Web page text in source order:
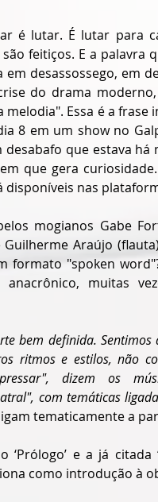
é lutar. É lutar para
feitiços. E a palavra
desassossego, em
do drama
melodia". Essa é a
8 em um show no
que estava
que gera
disponíveis nas
mogianos Gabe
Araújo
formato "spoken
muitas
bem definida.
ritmos e estilos, não
dizem os
com temáticas
tematicamente a
‘Prólogo’ e a já
como introdução à